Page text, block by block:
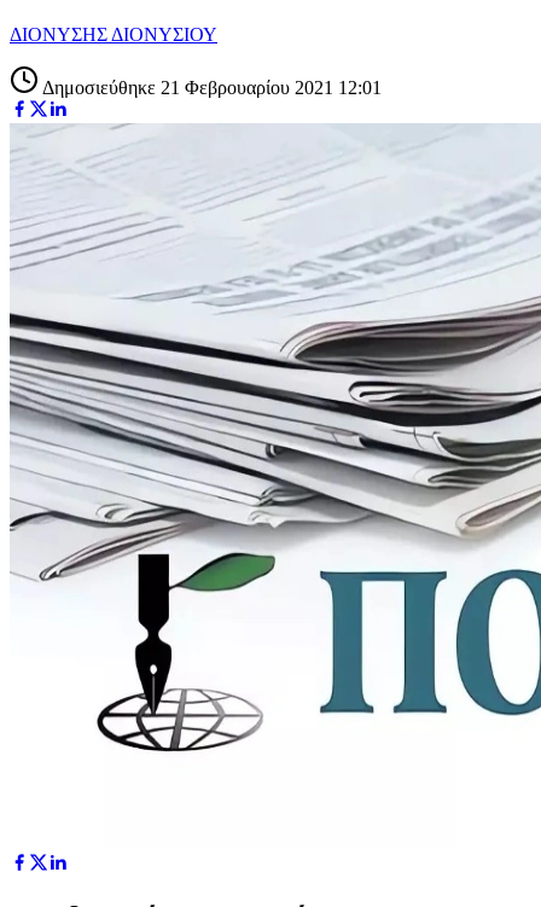
ΔΙΟΝΥΣΗΣ ΔΙΟΝΥΣΙΟΥ
Δημοσιεύθηκε 21 Φεβρουαρίου 2021 12:01